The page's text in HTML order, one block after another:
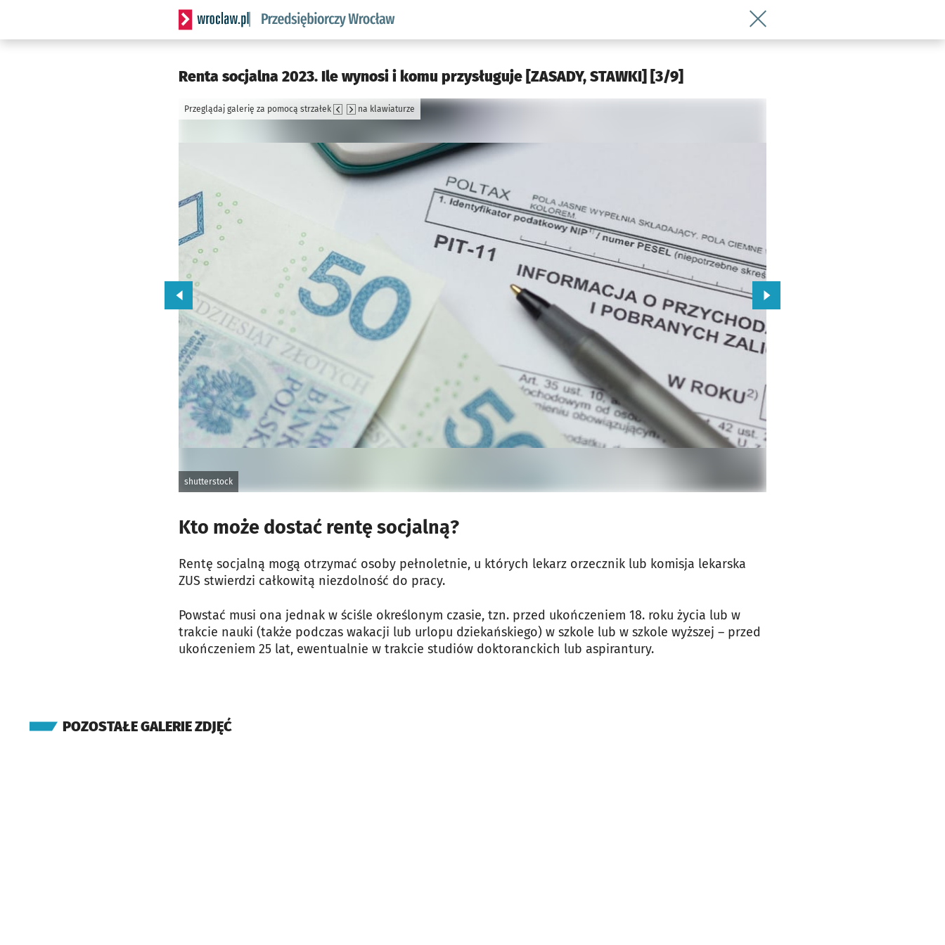
Serwis informacyjny wroclaw.pl podserwis: Strategia rozwoju przedsiębiorczości miasta Wrocławia
Wróć do artykułu Renta socjalna
Renta socjalna 2023. Ile wynosi i komu przysługuje [ZASADY, STAWKI] [3/9]
shutterstock
Przeglądaj galerię za pomocą strzałek na klawiaturze
Przejdź do poprzedniego zdjęcia. Przejdź do kolejnego zdjęcia.
Kto może dostać rentę socjalną?
Rentę socjalną mogą otrzymać osoby pełnoletnie, u których lekarz orzecznik lub komisja lekarska
ZUS stwierdzi całkowitą niezdolność do pracy.
Powstać musi ona jednak w ściśle określonym czasie, tzn. przed ukończeniem 18. roku życia lub w
trakcie nauki (także podczas wakacji lub urlopu dziekańskiego) w szkole lub w szkole wyższej – przed
ukończeniem 25 lat, ewentualnie w trakcie studiów doktoranckich lub aspirantury.
POZOSTAŁE GALERIE ZDJĘĆ